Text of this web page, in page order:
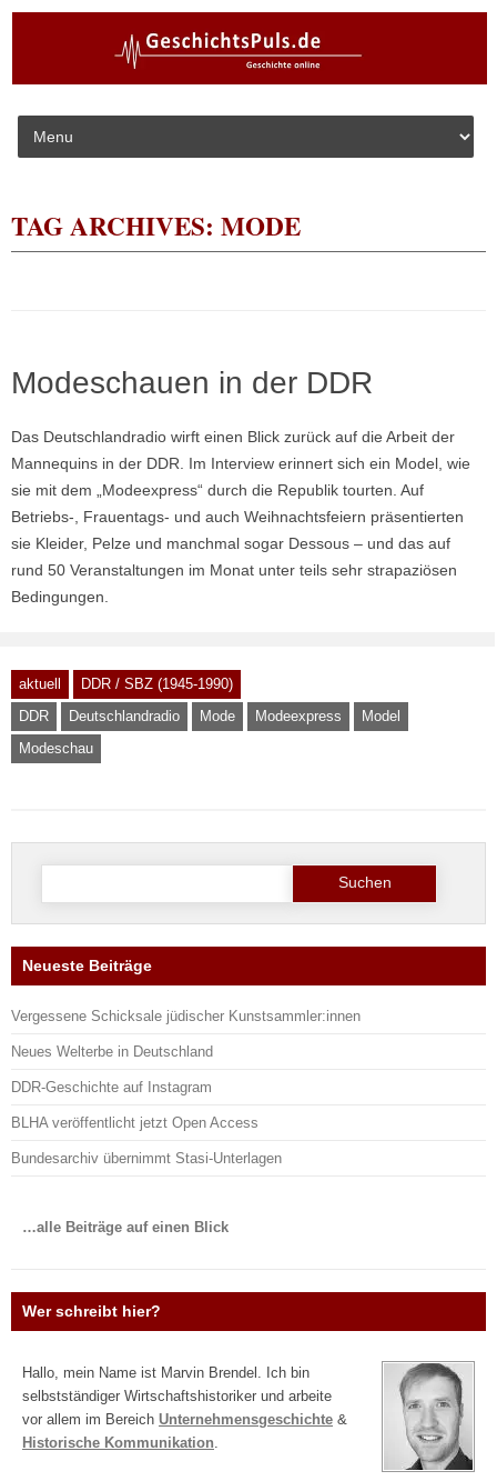
Skip to content
TAG ARCHIVES: MODE
Modeschauen in der DDR
Das Deutschlandradio wirft einen Blick zurück auf die Arbeit der
Mannequins in der DDR. Im Interview erinnert sich ein Model, wie
sie mit dem „Modeexpress“ durch die Republik tourten. Auf
Betriebs-, Frauentags- und auch Weihnachtsfeiern präsentierten
sie Kleider, Pelze und manchmal sogar Dessous – und das auf
rund 50 Veranstaltungen im Monat unter teils sehr strapaziösen
Bedingungen.
aktuell
DDR / SBZ (1945-1990)
DDR
Deutschlandradio Mode Modeexpress
Model
Modeschau
Suche
Neueste Beiträge
Vergessene Schicksale jüdischer Kunstsammler:innen
Neues Welterbe in Deutschland
DDR-Geschichte auf Instagram
BLHA veröffentlicht jetzt Open Access
Bundesarchiv übernimmt Stasi-Unterlagen
…alle Beiträge auf einen Blick
Wer schreibt hier?
Hallo, mein Name ist Marvin Brendel. Ich bin
selbstständiger Wirtschaftshistoriker und arbeite
vor allem im Bereich Unternehmensgeschichte &
Historische Kommunikation